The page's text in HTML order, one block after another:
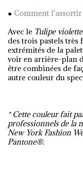
● Comment l’assortir
Avec le Tulipe violette
des trois pastels très
extrémités de la
voir en arrière-plan
être combinées de
autre couleur du
* Cette couleur fait
professionnels de la
New York Fashion
Pantone®.